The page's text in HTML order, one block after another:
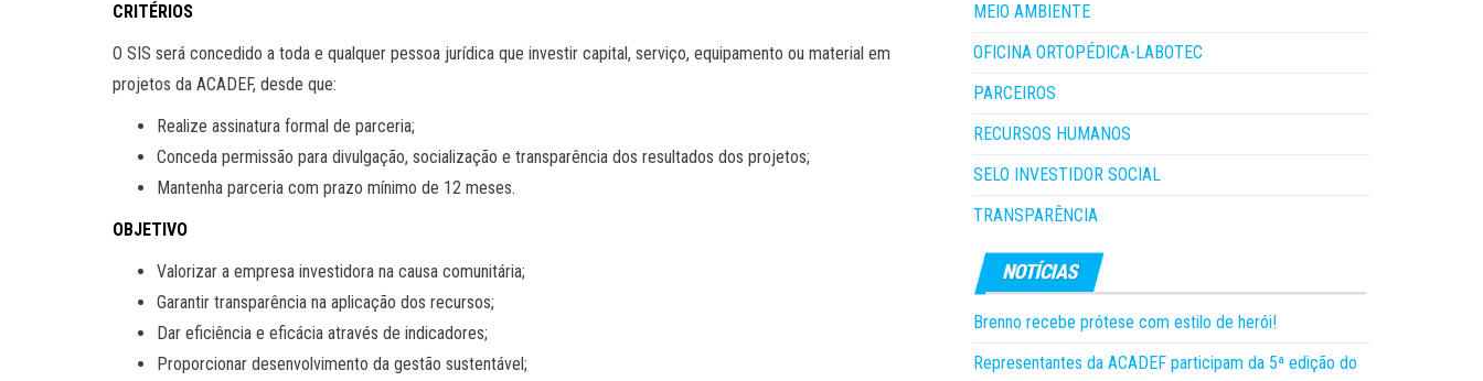
CRITÉRIOS
O SIS será concedido a toda e qualquer pessoa jurídica que investir capital, serviço, equipamento ou material em
projetos da ACADEF, desde que:
Realize assinatura formal de parceria;
Conceda permissão para divulgação, socialização e transparência dos resultados dos projetos;
Mantenha parceria com prazo mínimo de 12 meses.
OBJETIVO
Valorizar a empresa investidora na causa comunitária;
Garantir transparência na aplicação dos recursos;
Dar eficiência e eficácia através de indicadores;
Proporcionar desenvolvimento da gestão sustentável;
MEIO AMBIENTE
OFICINA ORTOPÉDICA-LABOTEC
PARCEIROS
RECURSOS HUMANOS
SELO INVESTIDOR SOCIAL
TRANSPARÊNCIA
Brenno recebe prótese com estilo de herói!
Representantes da ACADEF participam da 5ª edição do